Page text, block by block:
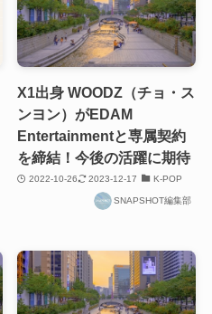
X1出身 WOODZ（チョ・ス
ンヨン）がEDAM
Entertainmentと専属契約
を締結！今後の活躍に期待
2022-10-26 2023-12-17 K-POP
SNAPSHOT編集部